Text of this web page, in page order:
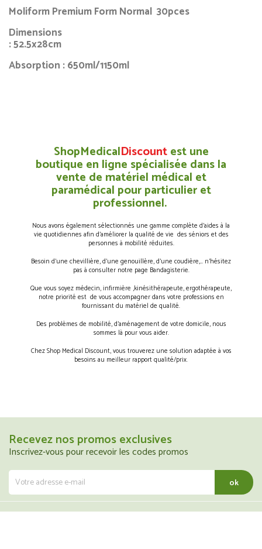
Moliform Premium Form Normal 30pces
Dimensions
: 52.5x28cm
Absorption : 650ml/1150ml
ShopMedicalDiscountest une
boutique en ligne spécialisée dans la
vente de matériel médical et
paramédical pour particulier et
professionnel.
Nous avons également sélectionnés une gamme complète d’aides à la
vie quotidiennes afin d’améliorer la qualité de vie des séniors et des
personnes à mobilité réduites.
Besoin d’une chevillière, d’une genouillère, d’une coudière,… n’hésitez
pas à consulter notre page Bandagisterie.
Que vous soyez médecin, infirmière ,kinésithérapeute, ergothérapeute,
notre priorité est de vous accompagner dans votre professions en
fournissant du matériel de qualité.
Des problèmes de mobilité, d’aménagement de votre domicile, nous
sommes là pour vous aider.
Chez Shop Medical Discount, vous trouverez une solution adaptée à vos
besoins au meilleur rapport qualité/prix.
Recevez nos promos exclusives
Inscrivez-vous pour recevoir les codes promos